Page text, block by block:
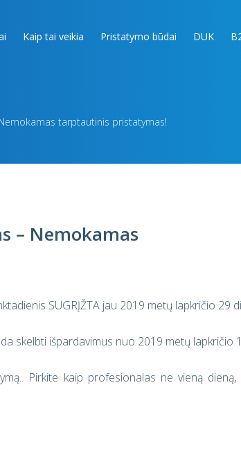
Kaip tai veikia Pristatymo būdai DUK
tarptautinis pristatymas!
– Nemokamas
SUGRĮŽTA jau 2019 metų lapkričio 29
skelbti išpardavimus nuo 2019 metų lapkričio
Pirkite kaip profesionalas ne vieną